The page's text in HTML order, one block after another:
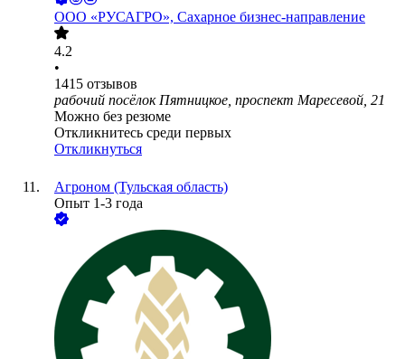
ООО «РУСАГРО», Сахарное бизнес-направление
4.2
•
1415 отзывов
рабочий посёлок Пятницкое, проспект Маресевой, 21
Можно без резюме
Откликнитесь среди первых
Откликнуться
Агроном (Тульская область)
Опыт 1-3 года